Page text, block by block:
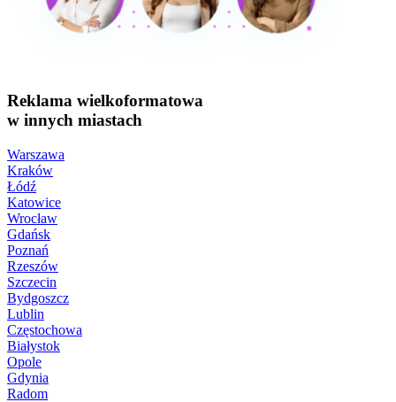
Reklama wielkoformatowa
w innych miastach
Warszawa
Kraków
Łódź
Katowice
Wrocław
Gdańsk
Poznań
Rzeszów
Szczecin
Bydgoszcz
Lublin
Częstochowa
Białystok
Opole
Gdynia
Radom